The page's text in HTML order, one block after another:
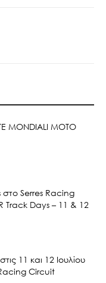
MONDIALI MOTO
Serres Racing
Track Days – 11 & 12
11 και 12 Ιουλίου
Circuit